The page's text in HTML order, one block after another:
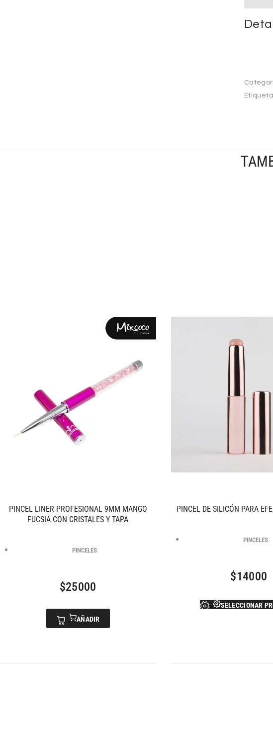
PINCEL LINER PROFESIONAL 9MM MANGO
FUCSIA CON CRISTALES Y TAPA
PINCELES
$25000
AÑADIR
PINCEL DE SILICÓN PARA
PINCELES
$14000
SELECCIONAR